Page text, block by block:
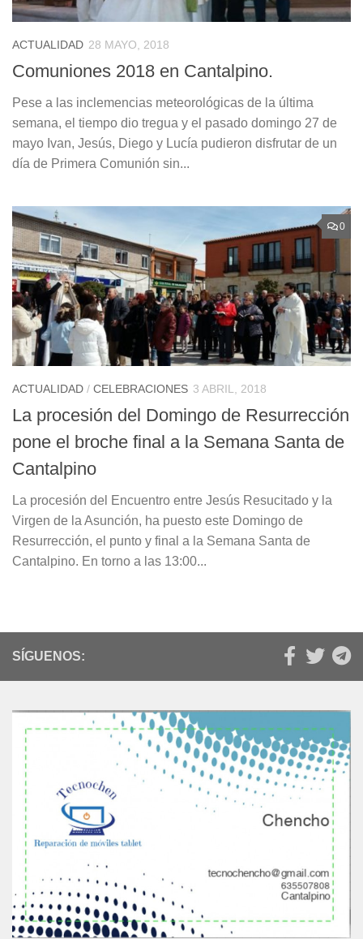
ACTUALIDAD 28 MAYO, 2018
Comuniones 2018 en Cantalpino.
Pese a las inclemencias meteorológicas de la última
semana, el tiempo dio tregua y el pasado domingo 27 de
mayo Ivan, Jesús, Diego y Lucía pudieron disfrutar de un
día de Primera Comunión sin...
0
ACTUALIDAD / CELEBRACIONES 3 ABRIL, 2018
La procesión del Domingo de Resurrección
pone el broche final a la Semana Santa de
Cantalpino
La procesión del Encuentro entre Jesús Resucitado y la
Virgen de la Asunción, ha puesto este Domingo de
Resurrección, el punto y final a la Semana Santa de
Cantalpino. En torno a las 13:00...
SÍGUENOS: